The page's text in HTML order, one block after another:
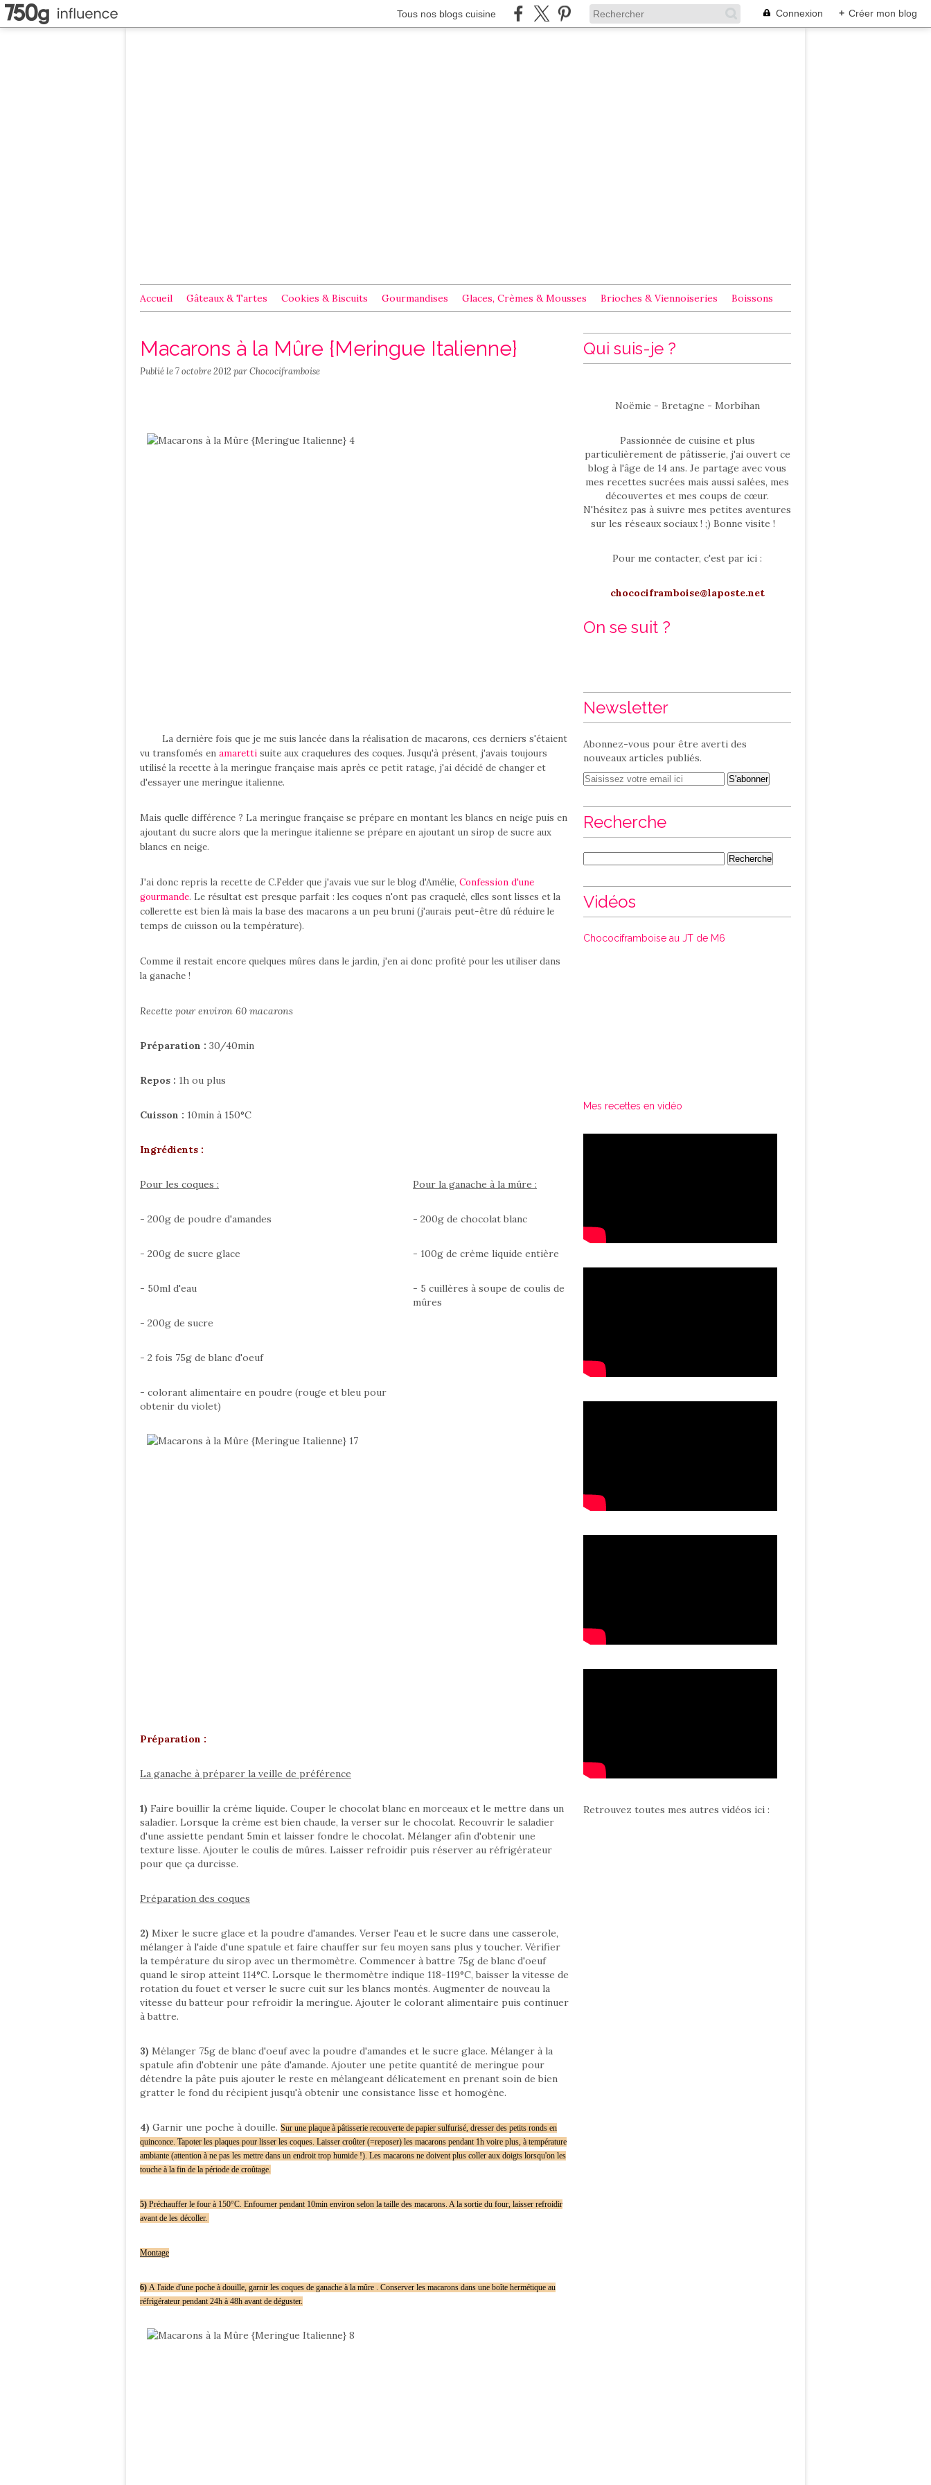
Tous nos blogs cuisine Connexion + Créer mon blog
Accueil Gâteaux & Tartes Cookies & Biscuits Gourmandises Glaces, Crèmes & Mousses Brioches & Viennoiseries Boissons
Macarons à la Mûre {Meringue Italienne}
Publié le7 octobre 2012 par Chocociframboise
La dernière fois que je me suis lancée dans la réalisation de macarons, ces derniers s'étaient
vu transfomés en amaretti suite aux craquelures des coques. Jusqu'à présent, j'avais toujours
utilisé la recette à la meringue française mais après ce petit ratage, j'ai décidé de changer et
d'essayer une meringue italienne.
Mais quelle différence ? La meringue française se prépare en montant les blancs en neige puis en
ajoutant du sucre alors que la meringue italienne se prépare en ajoutant un sirop de sucre aux
blancs en neige.
J'ai donc repris la recette de C.Felder que j'avais vue sur le blog d'Amélie, Confession d'une
gourmande. Le résultat est presque parfait : les coques n'ont pas craquelé, elles sont lisses et la
collerette est bien là mais la base des macarons a un peu bruni (j'aurais peut-être dû réduire le
temps de cuisson ou la température).
Comme il restait encore quelques mûres dans le jardin, j'en ai donc profité pour les utiliser dans
la ganache !
Recette pour environ 60 macarons
Préparation : 30/40min
Repos : 1h ou plus
Cuisson : 10min à 150°C
Ingrédients :
Pour les coques :
- 200g de poudre d'amandes
- 200g de sucre glace
- 50ml d'eau
- 200g de sucre
- 2 fois 75g de blanc d'oeuf
- colorant alimentaire en poudre (rouge et bleu pour
obtenir du violet)
Pour la ganache à la mûre :
- 200g de chocolat blanc
- 100g de crème liquide entière
- 5 cuillères à soupe de coulis de
mûres
Préparation :
La ganache à préparer la veille de préférence
1) Faire bouillir la crème liquide. Couper le chocolat blanc en morceaux et le mettre dans un
saladier. Lorsque la crème est bien chaude, la verser sur le chocolat. Recouvrir le saladier
d'une assiette pendant 5min et laisser fondre le chocolat. Mélanger afin d'obtenir une
texture lisse. Ajouter le coulis de mûres. Laisser refroidir puis réserver au réfrigérateur
pour que ça durcisse.
Préparation des coques
2) Mixer le sucre glace et la poudre d'amandes. Verser l'eau et le sucre dans une casserole,
mélanger à l'aide d'une spatule et faire chauffer sur feu moyen sans plus y toucher. Vérifier
la température du sirop avec un thermomètre. Commencer à battre 75g de blanc d'oeuf
quand le sirop atteint 114°C. Lorsque le thermomètre indique 118-119°C, baisser la vitesse de
rotation du fouet et verser le sucre cuit sur les blancs montés. Augmenter de nouveau la
vitesse du batteur pour refroidir la meringue. Ajouter le colorant alimentaire puis continuer
à battre.
3) Mélanger 75g de blanc d'oeuf avec la poudre d'amandes et le sucre glace. Mélanger à la
spatule afin d'obtenir une pâte d'amande. Ajouter une petite quantité de meringue pour
détendre la pâte puis ajouter le reste en mélangeant délicatement en prenant soin de bien
gratter le fond du récipient jusqu'à obtenir une consistance lisse et homogène.
4) Garnir une poche à douille. Sur une plaque à pâtisserie recouverte de papier sulfurisé, dresser des petits ronds en
quinconce. Tapoter les plaques pour lisser les coques. Laisser croûter (=reposer) les macarons pendant 1h voire plus, à température
ambiante (attention à ne pas les mettre dans un endroit trop humide !). Les macarons ne doivent plus coller aux doigts lorsqu'on les
touche à la fin de la période de croûtage.
5) Préchauffer le four à 150°C. Enfourner pendant 10min environ selon la taille des macarons. A la sortie du four, laisser refroidir
avant de les décoller.
Montage
6) A l'aide d'une poche à douille, garnir les coques de ganache à la mûre . Conserver les macarons dans une boîte hermétique au
réfrigérateur pendant 24h à 48h avant de déguster.
Qui suis-je ?
Noëmie - Bretagne - Morbihan
Passionnée de cuisine et plus
particulièrement de pâtisserie, j'ai ouvert ce
blog à l'âge de 14 ans. Je partage avec vous
mes recettes sucrées mais aussi salées, mes
découvertes et mes coups de cœur.
N'hésitez pas à suivre mes petites aventures
sur les réseaux sociaux ! ;) Bonne visite !
Pour me contacter, c'est par ici :
chocociframboise@laposte.net
On se suit ?
Newsletter
Abonnez-vous pour être averti des
nouveaux articles publiés.
Recherche
Vidéos
Chocociframboise au JT de M6
Mes recettes en vidéo
Retrouvez toutes mes autres vidéos ici :